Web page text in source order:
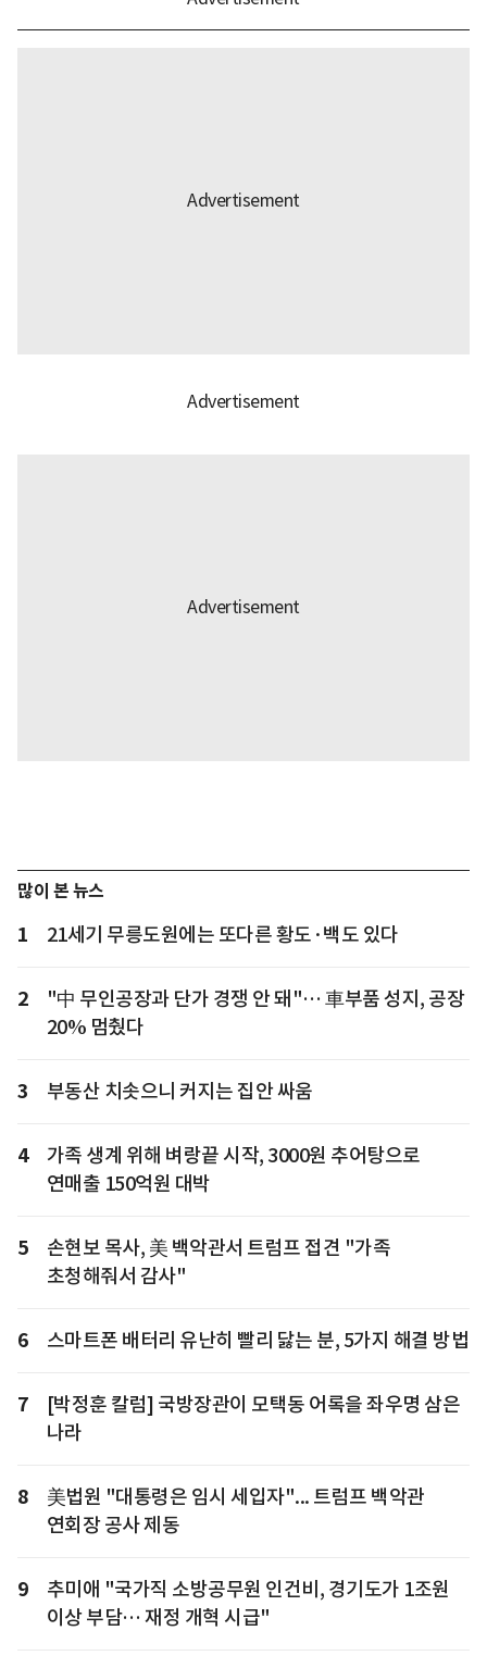
많이 본 뉴스
1 21세기 무릉도원에는 또다른 황도·백도 있다
2
"中 무인공장과 단가 경쟁 안 돼"… 車부품 성지, 공장
20% 멈췄다
3 부동산 치솟으니 커지는 집안 싸움
4
가족 생계 위해 벼랑끝 시작, 3000원 추어탕으로
연매출 150억원 대박
5
손현보 목사, 美 백악관서 트럼프 접견 "가족
초청해줘서 감사"
6 스마트폰 배터리 유난히 빨리 닳는 분, 5가지 해결 방법
7
[박정훈 칼럼] 국방장관이 모택동 어록을 좌우명 삼은
나라
8
美법원 "대통령은 임시 세입자"... 트럼프 백악관
연회장 공사 제동
9
추미애 "국가직 소방공무원 인건비, 경기도가 1조원
이상 부담… 재정 개혁 시급"